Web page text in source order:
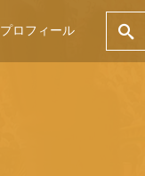
プロフィール